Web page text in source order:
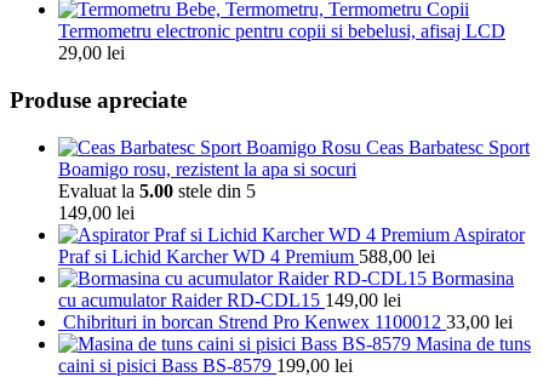
Termometru electronic pentru copii si bebelusi, afisaj LCD
29,00 lei
Produse apreciate
Ceas Barbatesc Sport
Boamigo rosu, rezistent la apa si socuri
Evaluat la 5.00 stele din 5
149,00 lei
Aspirator
Praf si Lichid Karcher WD 4 Premium 588,00 lei
Bormasina
cu acumulator Raider RD-CDL15 149,00 lei
Chibrituri in borcan Strend Pro Kenwex 1100012 33,00 lei
Masina de tuns
caini si pisici Bass BS-8579 199,00 lei